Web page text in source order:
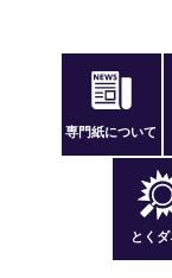
支払い方法、ポ
車券は20歳に
よくある質問
専門紙について
とくダ